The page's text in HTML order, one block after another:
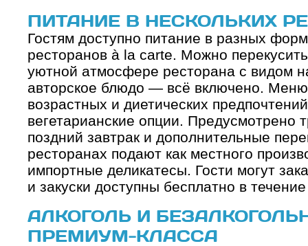
ПИТАНИЕ В НЕСКОЛЬКИХ
Гостям доступно питание в разных
ресторанов à la carte. Можно
уютной атмосфере ресторана с видом
авторское блюдо — всё включено.
возрастных и диетических
вегетарианские опции. Предусмотрено
поздний завтрак и дополнительные
ресторанах подают как местного
импортные деликатесы. Гости могут
и закуски доступны бесплатно в
АЛКОГОЛЬ И
ПРЕМИУМ-КЛАССА